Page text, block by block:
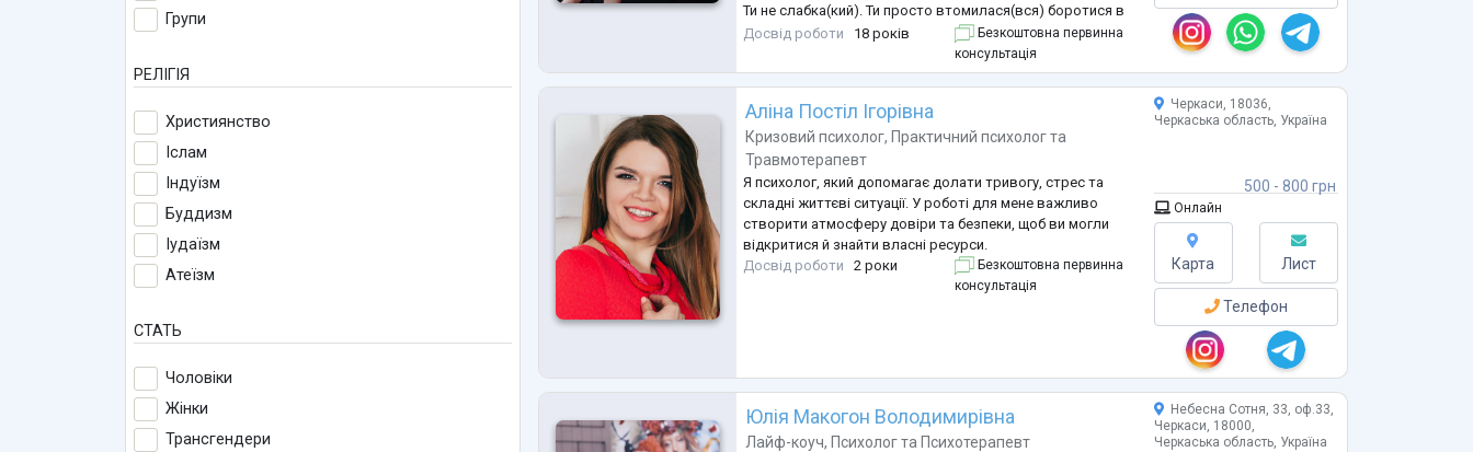
Групи
РЕЛІГІЯ
Християнство
Іслам
Індуїзм
Буддизм
Іудаїзм
Атеїзм
СТАТЬ
Чоловіки
Жінки
Трансгендери
Ти не слабка(кий). Ти просто втомилася(вся) боротися в
самоті.
Я — Любов Зоренко психолог з 18 роками досвіду.
За цей час я допомогла 1200+ людям повернути собі:
→ відновлені стосунки
→ здатність сказати «ні»...
Досвід роботи 18 років
Безкоштовна первинна
консультація
Аліна Постіл Ігорівна
Кризовий психолог, Практичний психологта
Травмотерапевт
Я психолог, який допомагає долати тривогу, стрес та
складні життєві ситуації. У роботі для мене важливо
створити атмосферу довіри та безпеки, щоб ви могли
відкритися й знайти власні ресурси.
Досвід роботи
2 роки
Безкоштовна первинна
консультація
500 - 800 грн
Черкаси, 18036,
Черкаська область, Україна
Онлайн
Карта Лист
Телефон
Юлія Макогон Володимирівна
Лайф-коуч, Психологта Психотерапевт
Небесна Сотня, 33, оф.33,
Черкаси, 18000,
Черкаська область, Україна